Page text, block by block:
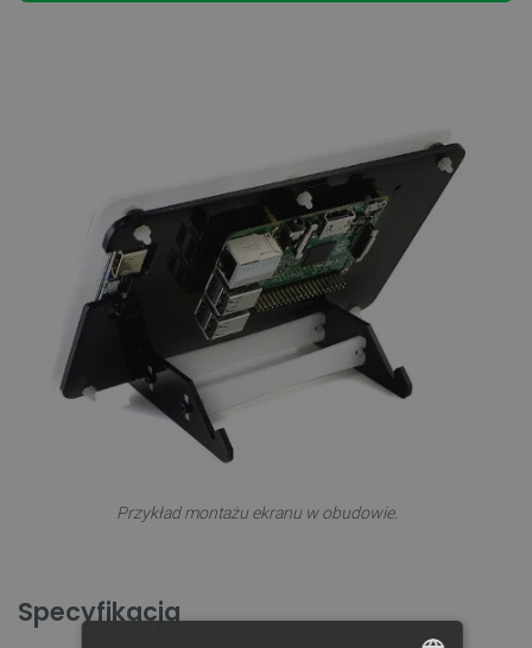
Przykład montażu ekranu w obudowie.
Specyfikacja